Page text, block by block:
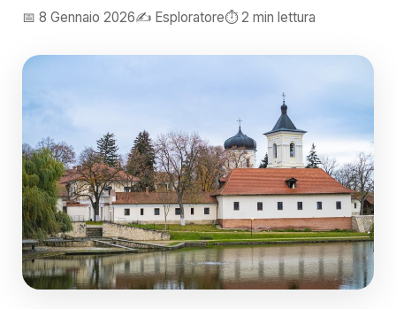
📅 8 Gennaio 2026✍️ Esploratore⏱️ 2 min lettura